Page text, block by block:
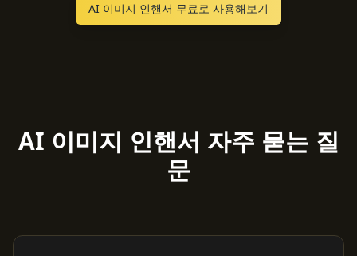
AI 이미지 인핸서 무료로 사용해보기
AI 이미지 인핸서 자주 묻는 질
문